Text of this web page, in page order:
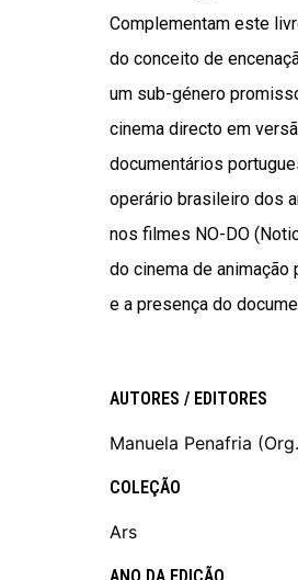
Complementam este
do conceito de
um sub-género
cinema directo em
documentários
operário brasileiro dos
nos filmes NO-DO
do cinema de animação
e a presença do
AUTORES / EDITORES
Manuela Penafria
COLEÇÃO
Ars